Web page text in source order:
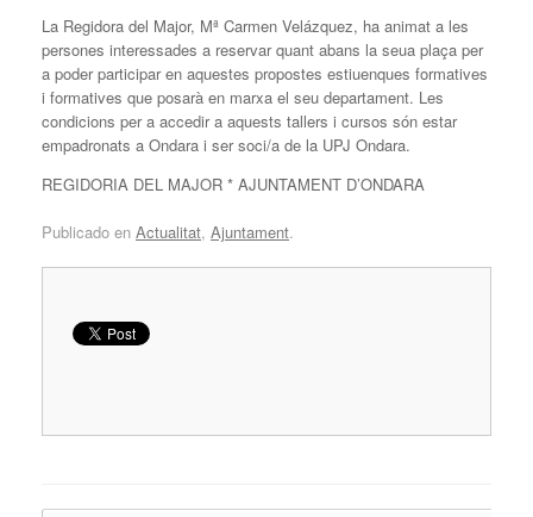
La Regidora del Major, Mª Carmen Velázquez, ha animat a les
persones interessades a reservar quant abans la seua plaça per
a poder participar en aquestes propostes estiuenques formatives
i formatives que posarà en marxa el seu departament. Les
condicions per a accedir a aquests tallers i cursos són estar
empadronats a Ondara i ser soci/a de la UPJ Ondara.
REGIDORIA DEL MAJOR * AJUNTAMENT D’ONDARA
Publicado en Actualitat, Ajuntament.